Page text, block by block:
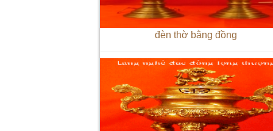
đèn thờ bằng đồng